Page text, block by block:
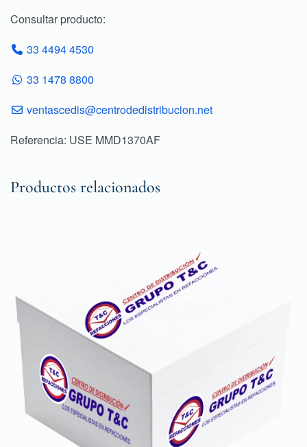
Consultar producto:
33 4494 4530
33 1478 8800
ventascedis@centrodedistribucion.net
Referencia: USE MMD1370AF
Productos relacionados